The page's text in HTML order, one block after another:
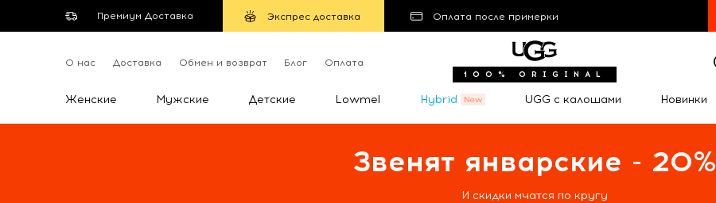
Премиум Доставка Экспрес доставка Оплата после примерки
О нас Доставка Обмен и возврат Блог Оплата
100% ORIGINAL
Женские Мужские Детские Lowmel Hybrid UGG с калошами Новинки
Звенят январские - 20%
И скидки мчатся по кругу